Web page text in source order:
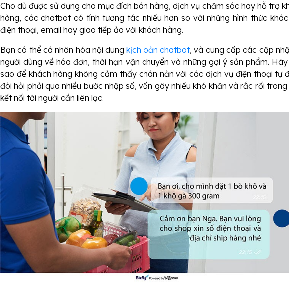
Cho dù được sử dụng cho mục đích bán hàng, dịch vụ chăm sóc hay hỗ trợ
hàng, các chatbot có tính tương tác nhiều hơn so với những hình thức khác
điện thoại, email hay giao tiếp ảo với khách hàng.
Bạn có thể cá nhân hóa nội dungkịch bản chatbot, và cung cấp các cập
người dùng về hóa đơn, thời hạn vận chuyển và những gợi ý sản phẩm.
sao để khách hàng không cảm thấy chán nản với các dịch vụ điện thoại tự
đòi hỏi phải qua nhiều bước nhập số, vốn gây nhiều khó khăn và rắc rối trong
kết nối tới người cần liên lạc.